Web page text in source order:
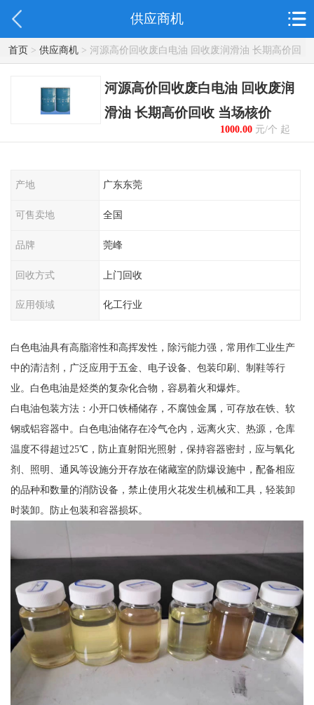
供应商机
首页> 供应商机> 河源高价回收废白电油 回收废润滑油 长期高价回
收 当场核价
河源高价回收废白电油 回收废润
滑油 长期高价回收 当场核价
1000.00元/个 起
产地 广东东莞
可售卖地 全国
品牌 莞峰
回收方式 上门回收
应用领域 化工行业
白色电油具有高脂溶性和高挥发性，除污能力强，常用作工业生产
中的清洁剂，广泛应用于五金、电子设备、包装印刷、制鞋等行
业。白色电油是烃类的复杂化合物，容易着火和爆炸。
白电油包装方法：小开口铁桶储存，不腐蚀金属，可存放在铁、软
钢或铝容器中。白色电油储存在冷气仓内，远离火灾、热源，仓库
温度不得超过25℃，防止直射阳光照射，保持容器密封，应与氧化
剂、照明、通风等设施分开存放在储藏室的防爆设施中，配备相应
的品种和数量的消防设备，禁止使用火花发生机械和工具，轻装卸
时装卸。防止包装和容器损坏。